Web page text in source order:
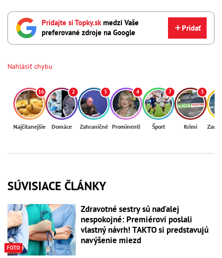
Pridajte si Topky.skmedzi Vaše
preferované zdroje na Google
Pridať
Nahlásiť chybu
16
Najčítanejšie
2
Domáce
5
Zahraničné
4
Prominenti
7
Šport
3
Krimi
SÚVISIACE ČLÁNKY
FOTO
Zdravotné sestry sú naďalej
nespokojné: Premiérovi poslali
vlastný návrh! TAKTO si predstavujú
navýšenie miezd